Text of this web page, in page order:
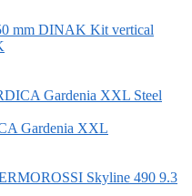
Kit vertical
Gardenia XXL